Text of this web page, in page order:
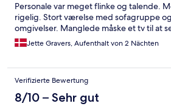
Personale var meget flinke og talende.
rigelig. Stort værelse med sofagruppe
omgivelser. Manglede måske et tv til at
Jette Gravers, Aufenthalt von 2 Nächten
Verifizierte Bewertung
8/10 – Sehr gut